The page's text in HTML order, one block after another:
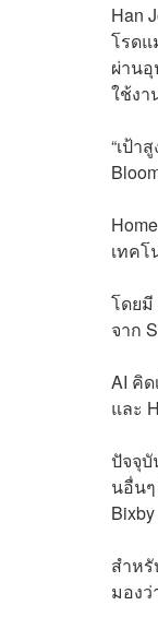
Han
โรดแ
ผ่าน
ใช้งา
“เป้า
เทค
โดยมี
จาก
AI คิ
และ
ปัจจุบั
นอื่น
สำห
มองว่